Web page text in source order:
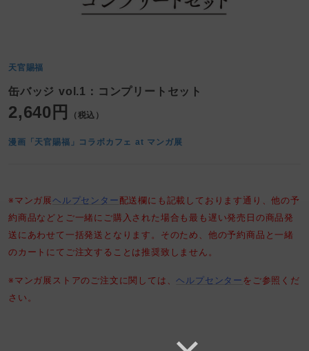
天官賜福
缶バッジ vol.1：コンプリートセット
2,640円 （税込）
漫画「天官賜福」コラボカフェ at マンガ展
※マンガ展ヘルプセンター 配送欄にも記載しております通り、他の予
約商品などとご一緒にご購入された場合も最も遅い発売日の商品発
送にあわせて一括発送となります。そのため、他の予約商品と一緒
のカートにてご注文することは推奨致しません。
※マンガ展ストアのご注文に関しては、ヘルプセンター をご参照くだ
さい。